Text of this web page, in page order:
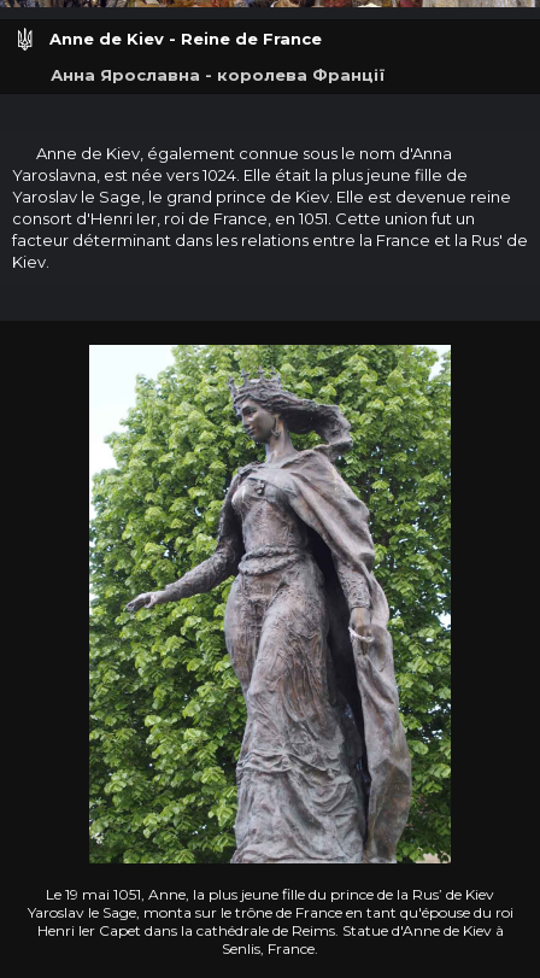
Anne de Kiev - Reine de France
Анна Ярославна - королева Франції
Anne de Kiev, également connue sous le nom d'Anna
Yaroslavna, est née vers 1024. Elle était la plus jeune fille de
Yaroslav le Sage, le grand prince de Kiev. Elle est devenue reine
consort d'Henri Ier, roi de France, en 1051. Cette union fut un
facteur déterminant dans les relations entre la France et la Rus' de
Kiev.
Le 19 mai 1051, Anne, la plus jeune fille du prince de la Rus’ de Kiev
Yaroslav le Sage, monta sur le trône de France en tant qu'épouse du roi
Henri Ier Capet dans la cathédrale de Reims. Statue d'Anne de Kiev à
Senlis, France.